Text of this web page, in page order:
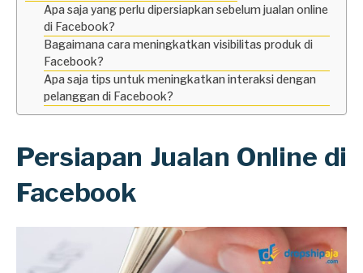
Apa saja yang perlu dipersiapkan sebelum jualan online
di Facebook?
Bagaimana cara meningkatkan visibilitas produk di
Facebook?
Apa saja tips untuk meningkatkan interaksi dengan
pelanggan di Facebook?
Persiapan Jualan Online di
Facebook